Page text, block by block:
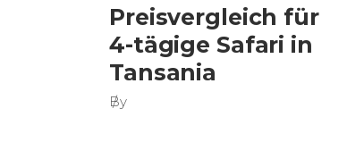
Preisvergleich für
4-tägige Safari in
Tansania
By